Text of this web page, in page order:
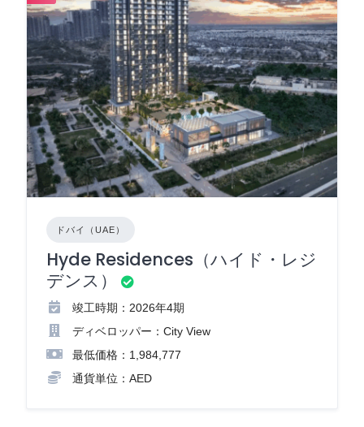
ドバイ（UAE）
Hyde Residences（ハイド・レジ
デンス）
竣工時期：2026年4期
ディベロッパー：City View
最低価格：1,984,777
通貨単位：AED